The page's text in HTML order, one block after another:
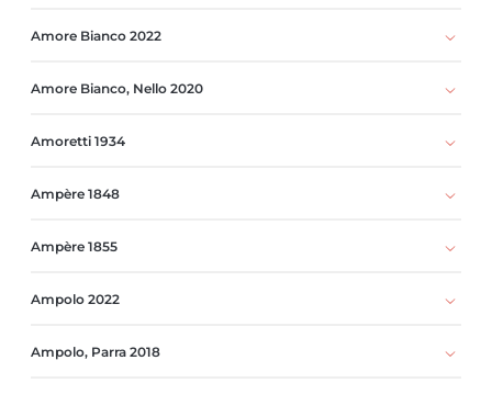
Amore Bianco 2022
Amore Bianco, Nello 2020
Amoretti 1934
Ampère 1848
Ampère 1855
Ampolo 2022
Ampolo, Parra 2018